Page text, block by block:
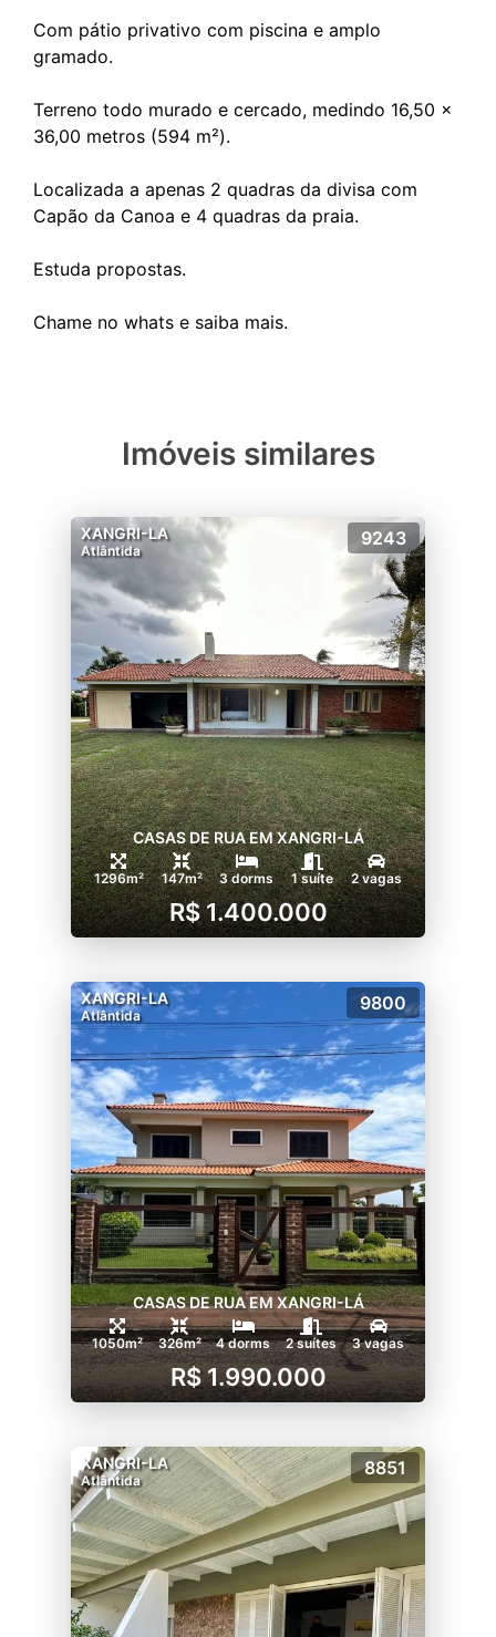
Com pátio privativo com piscina e amplo
gramado.
Terreno todo murado e cercado, medindo 16,50 x
36,00 metros (594 m²).
Localizada a apenas 2 quadras da divisa com
Capão da Canoa e 4 quadras da praia.
Estuda propostas.
Imóveis similares
XANGRI-LA
Atlântida
9243
CASAS DE RUA EM XANGRI-LÁ
1296m² 147m² 3 dorms 1 suíte 2 vagas
R$ 1.400.000
XANGRI-LA
Atlântida
9800
CASAS DE RUA EM XANGRI-LÁ
1050m² 326m² 4 dorms 2 suítes 3 vagas
R$ 1.990.000
XANGRI-LA
Atlântida
8851